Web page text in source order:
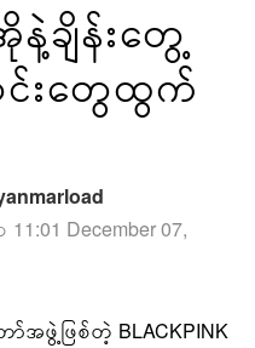
နဲ့ချိန်းတွေ့
းတွေထွက်
December 07,
အဖွဲ့ဖြစ်တဲ့ BLACKPINK